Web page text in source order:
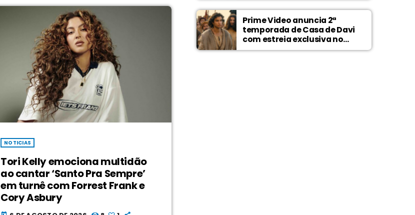
NOTICIAS
Tori Kelly emociona multidão
ao cantar ‘Santo Pra Sempre’
em turnê com Forrest Frank e
Cory Asbury
Prime Video anuncia 2ª
temporada de Casa de Davi
com estreia exclusiva no
Wonder Project